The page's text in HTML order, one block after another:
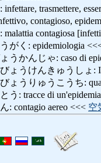
trasmettere,
contagioso,
contagiosa
がく: epidemiologia
うかんじゃ: caso di
ょうけんきゅうしょ:
ょうりゅうこうち:
う: tracce di
: contagio aereo <<< 空